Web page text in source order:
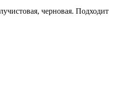
черновая. Подходит